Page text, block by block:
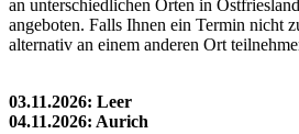
an unterschiedlichen Orten in
angeboten. Falls Ihnen ein Termin nicht
alternativ an einem anderen Ort
03.11.2026: Leer
04.11.2026: Aurich